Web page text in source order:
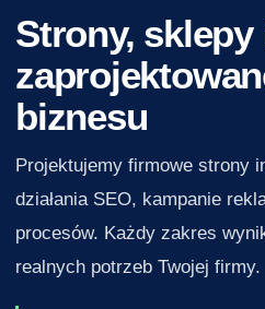
Strony, sklepy
biznesu
Projektujemy firmowe strony
działania SEO, kampanie
procesów. Każdy zakres
realnych potrzeb Twojej firmy.